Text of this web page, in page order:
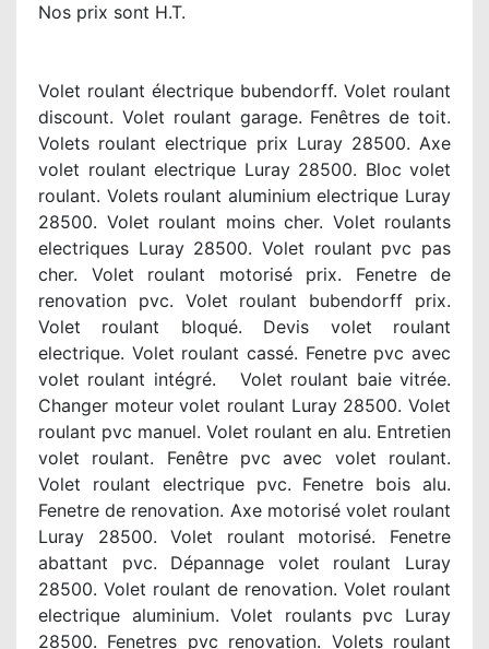
Nos prix sont H.T.
Volet roulant électrique bubendorff. Volet roulant
discount. Volet roulant garage. Fenêtres de toit.
Volets roulant electrique prix Luray 28500. Axe
volet roulant electrique Luray 28500. Bloc volet
roulant. Volets roulant aluminium electrique Luray
28500. Volet roulant moins cher. Volet roulants
electriques Luray 28500. Volet roulant pvc pas
cher. Volet roulant motorisé prix. Fenetre de
renovation pvc. Volet roulant bubendorff prix.
Volet roulant bloqué. Devis volet roulant
electrique. Volet roulant cassé. Fenetre pvc avec
volet roulant intégré. Volet roulant baie vitrée.
Changer moteur volet roulant Luray 28500. Volet
roulant pvc manuel. Volet roulant en alu. Entretien
volet roulant. Fenêtre pvc avec volet roulant.
Volet roulant electrique pvc. Fenetre bois alu.
Fenetre de renovation. Axe motorisé volet roulant
Luray 28500. Volet roulant motorisé. Fenetre
abattant pvc. Dépannage volet roulant Luray
28500. Volet roulant de renovation. Volet roulant
electrique aluminium. Volet roulants pvc Luray
28500. Fenetres pvc renovation. Volets roulant